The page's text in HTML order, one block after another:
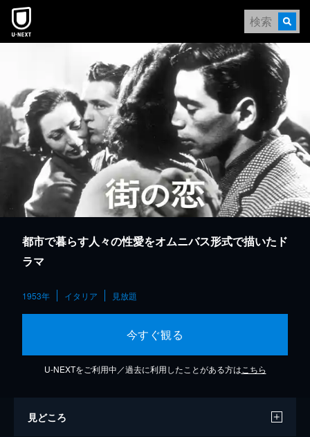
本文へスキップ
都市で暮らす人々の性愛をオムニバス形式で描いたド
ラマ
1953年 イタリア 見放題
今すぐ観る
U-NEXTをご利用中／過去に利用したことがある方は こちら
見どころ